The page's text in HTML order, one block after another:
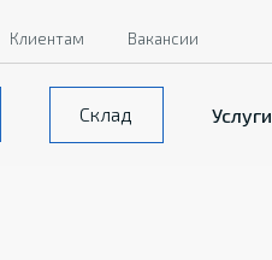
Склад Услуги
Клиентам Вакансии